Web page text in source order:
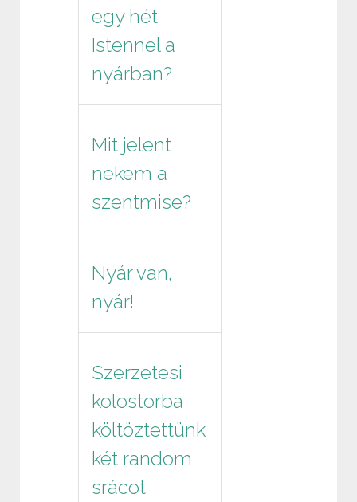
egy hét
Istennel a
nyárban?
Mit jelent
nekem a
szentmise?
Nyár van,
nyár!
Szerzetesi
kolostorba
költöztettünk
két random
srácot